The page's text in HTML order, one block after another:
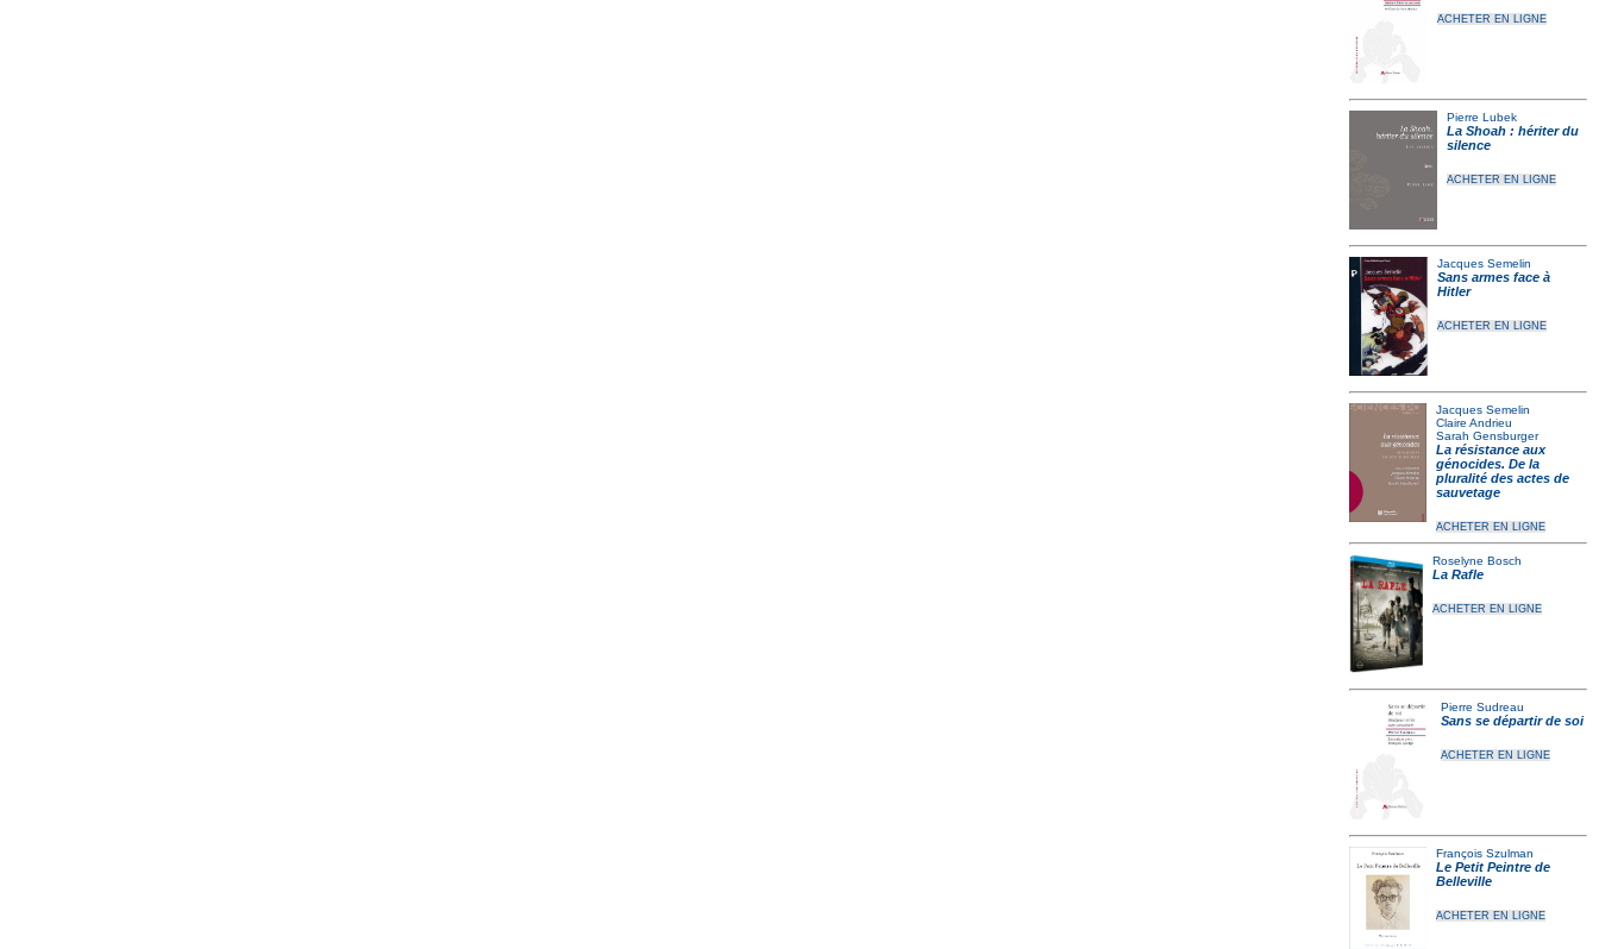
ACHETER EN LIGNE
Pierre Lubek
La Shoah : hériter du
silence
ACHETER EN LIGNE
Jacques Semelin
Sans armes face à
Hitler
ACHETER EN LIGNE
Jacques Semelin
Claire Andrieu
Sarah Gensburger
La résistance aux
génocides. De la
pluralité des actes de
sauvetage
ACHETER EN LIGNE
Roselyne Bosch
La Rafle
ACHETER EN LIGNE
Pierre Sudreau
Sans se départir de soi
ACHETER EN LIGNE
François Szulman
Le Petit Peintre de
Belleville
ACHETER EN LIGNE